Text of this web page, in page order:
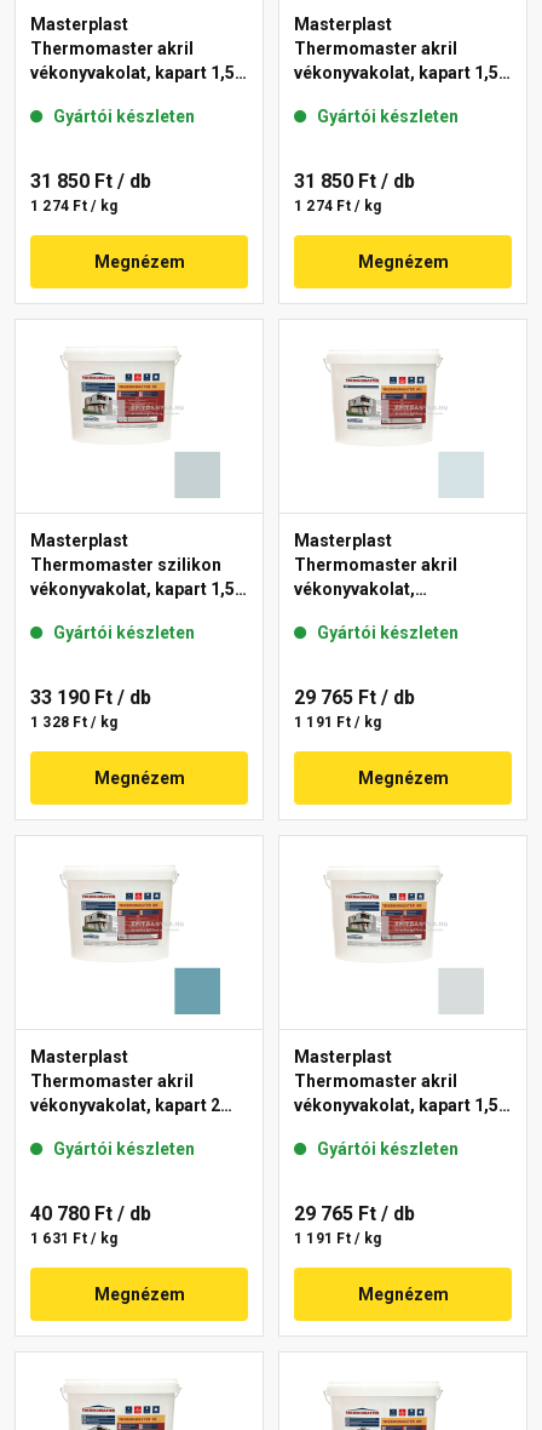
Masterplast
Thermomaster akril
vékonyvakolat, kapart 1,5
Gyártói készleten
31 850 Ft / db
1 274 Ft / kg
Megnézem
Masterplast
Thermomaster akril
vékonyvakolat, kapart 1,5
Gyártói készleten
31 850 Ft / db
1 274 Ft / kg
Megnézem
Masterplast
Thermomaster szilikon
vékonyvakolat, kapart 1,5
Gyártói készleten
33 190 Ft / db
1 328 Ft / kg
Megnézem
Masterplast
Thermomaster akril
vékonyvakolat,
36-F 25 kg
Gyártói készleten
29 765 Ft / db
1 191 Ft / kg
Megnézem
Masterplast
Thermomaster akril
vékonyvakolat, kapart 2
Gyártói készleten
40 780 Ft / db
1 631 Ft / kg
Megnézem
Masterplast
Thermomaster akril
vékonyvakolat, kapart 1,5
Gyártói készleten
29 765 Ft / db
1 191 Ft / kg
Megnézem